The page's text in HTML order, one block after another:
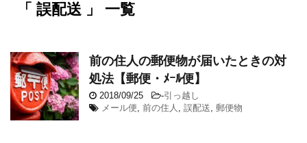
「 誤配送 」 一覧
前の住人の郵便物が届いたときの対
処法【郵便・ﾒｰﾙ便】
2018/09/25 -引っ越し
メール便, 前の住人 , 誤配送, 郵便物